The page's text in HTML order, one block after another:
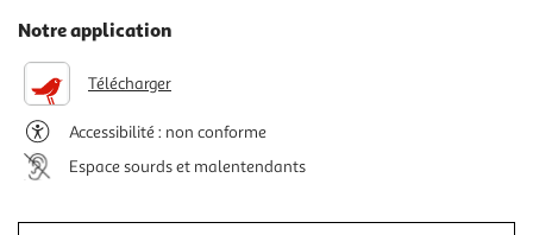
Notre application
Télécharger
Accessibilité : non conforme
Espace sourds et malentendants